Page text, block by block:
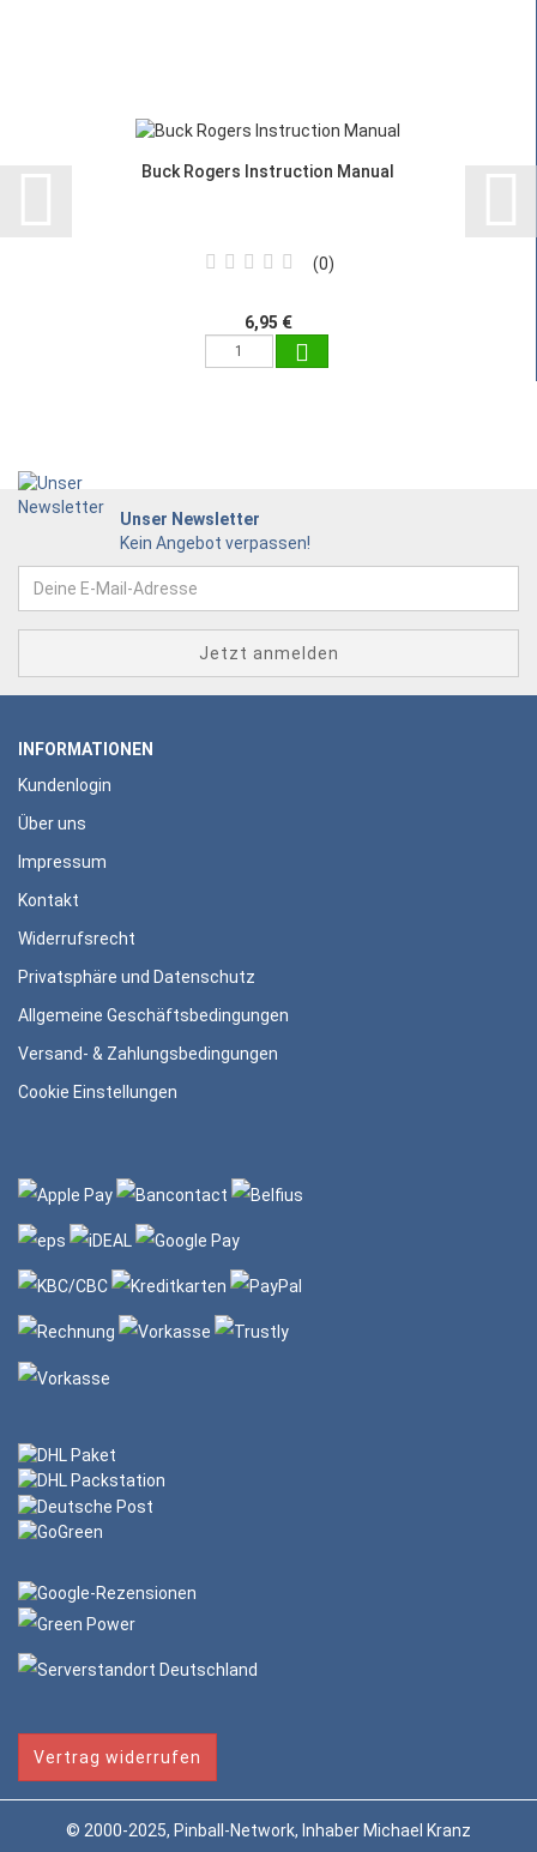
Buck Rogers Instruction Manual
0
6,95 €
Unser Newsletter
Kein Angebot verpassen!
INFORMATIONEN
Kundenlogin
Über uns
Impressum
Kontakt
Widerrufsrecht
Privatsphäre und Datenschutz
Allgemeine Geschäftsbedingungen
Versand- & Zahlungsbedingungen
Cookie Einstellungen
Vertrag widerrufen
© 2000-2025, Pinball-Network, Inhaber Michael Kranz